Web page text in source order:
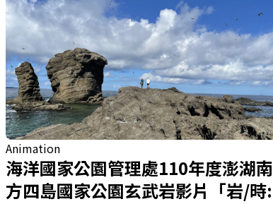
Animation
海洋國家公園管理處110年度澎湖南
方四島國家公園玄武岩影片「岩/時: